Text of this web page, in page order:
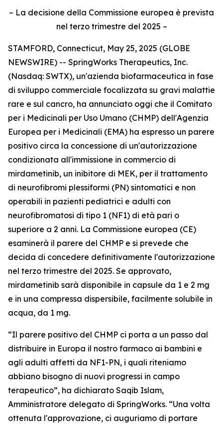
– La decisione della Commissione europea è prevista
nel terzo trimestre del 2025 –
STAMFORD, Connecticut, May 25, 2025 (GLOBE
NEWSWIRE) -- SpringWorks Therapeutics, Inc.
(Nasdaq: SWTX), un'azienda biofarmaceutica in fase
di sviluppo commerciale focalizzata su gravi malattie
rare e sul cancro, ha annunciato oggi che il Comitato
per i Medicinali per Uso Umano (CHMP) dell'Agenzia
Europea per i Medicinali (EMA) ha espresso un parere
positivo circa la concessione di un'autorizzazione
condizionata all'immissione in commercio di
mirdametinib, un inibitore di MEK, per il trattamento
di neurofibromi plessiformi (PN) sintomatici e non
operabili in pazienti pediatrici e adulti con
neurofibromatosi di tipo 1 (NF1) di età pari o
superiore a 2 anni. La Commissione europea (CE)
esaminerà il parere del CHMP e si prevede che
decida di concedere definitivamente l'autorizzazione
nel terzo trimestre del 2025. Se approvato,
mirdametinib sarà disponibile in capsule da 1 e 2 mg
e in una compressa dispersibile, facilmente solubile in
acqua, da 1 mg.
“Il parere positivo del CHMP ci porta a un passo dal
distribuire in Europa il nostro farmaco ai bambini e
agli adulti affetti da NF1-PN, i quali riteniamo
abbiano bisogno di nuovi progressi in campo
terapeutico”, ha dichiarato Saqib Islam,
Amministratore delegato di SpringWorks. “Una volta
ottenuta l'approvazione, ci auguriamo di portare